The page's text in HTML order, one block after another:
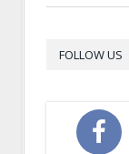
FOLLOW US